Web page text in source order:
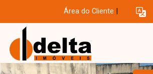
Área do Cliente